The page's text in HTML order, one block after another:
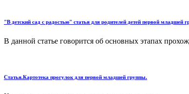
"В детский сад с радостью" статья для родителей детей первой младшей
В данной статье говорится об основных этапах
Статья.Картотека прогулок для первой младшей группы.